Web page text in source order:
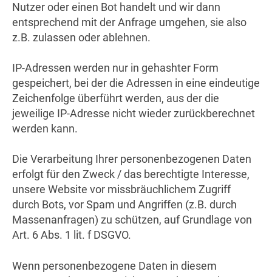
Nutzer oder einen Bot handelt und wir dann
entsprechend mit der Anfrage umgehen, sie also
z.B. zulassen oder ablehnen.
IP-Adressen werden nur in gehashter Form
gespeichert, bei der die Adressen in eine eindeutige
Zeichenfolge überführt werden, aus der die
jeweilige IP-Adresse nicht wieder zurückberechnet
werden kann.
Die Verarbeitung Ihrer personenbezogenen Daten
erfolgt für den Zweck / das berechtigte Interesse,
unsere Website vor missbräuchlichem Zugriff
durch Bots, vor Spam und Angriffen (z.B. durch
Massenanfragen) zu schützen, auf Grundlage von
Art. 6 Abs. 1 lit. f DSGVO.
Wenn personenbezogene Daten in diesem